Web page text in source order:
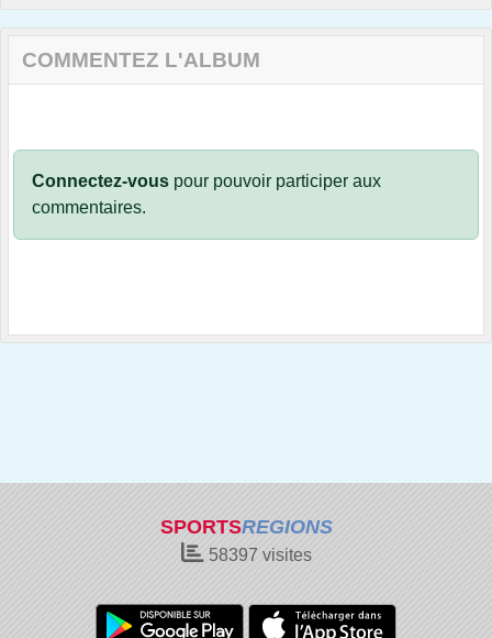
COMMENTEZ L'ALBUM
Connectez-vous pour pouvoir participer aux
commentaires.
SPORTSREGIONS
58397 visites